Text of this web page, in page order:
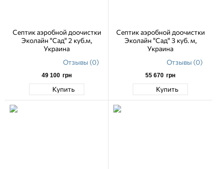
Септик аэробной доочистки
Эколайн "Сад" 2 куб.м,
Украина
Отзывы (0)
49 100 грн
Купить
Септик аэробной доочистки
Эколайн "Сад" 3 куб. м,
Украина
Отзывы (0)
55 670 грн
Купить